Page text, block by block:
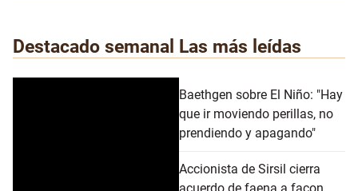
Destacado semanal Las más leídas
Baethgen sobre El Niño: "Hay
que ir moviendo perillas, no
prendiendo y apagando"
Accionista de Sirsil cierra